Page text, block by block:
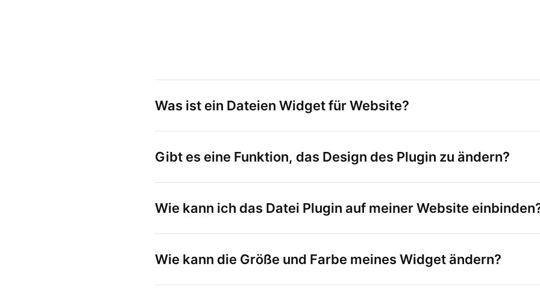
Was ist ein Dateien Widget für Website?
Gibt es eine Funktion, das Design des Plugin zu ändern?
Wie kann ich das Datei Plugin auf meiner Website
Wie kann die Größe und Farbe meines Widget ändern?